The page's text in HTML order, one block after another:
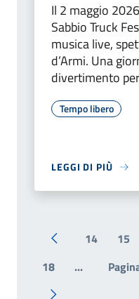
Il 2 maggio
Sabbio Truck
musica live,
d’Armi. Una
divertimento
Tempo libero
LEGGI DI PIÙ
Pagina14 15
18
...